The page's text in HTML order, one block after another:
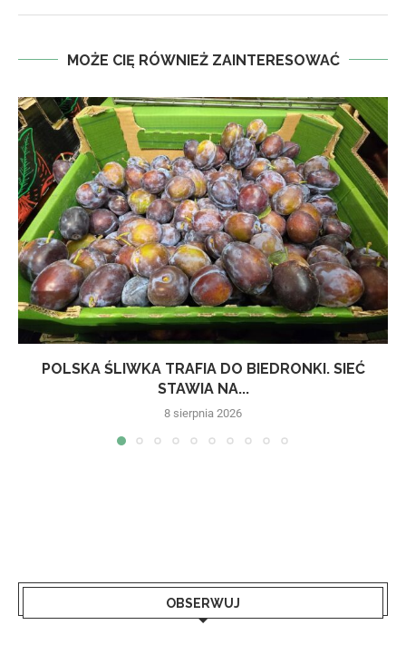
MOŻE CIĘ RÓWNIEŻ ZAINTERESOWAĆ
POLSKA ŚLIWKA TRAFIA DO BIEDRONKI. SIEĆ
STAWIA NA...
8 sierpnia 2026
OBSERWUJ